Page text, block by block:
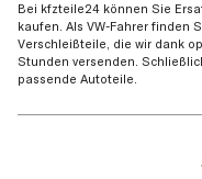
Bei kfzteile24 können Sie
kaufen. Als VW-Fahrer finden
Verschleißteile, die wir dank
Stunden versenden.
passende Autoteile.